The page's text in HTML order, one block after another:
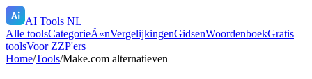
AI Tools NL
Alle toolsCategorieÃ«nVergelijkingenGidsenWoordenboekGratis
toolsVoor ZZP'ers
Home/Tools/Make.com alternatieven